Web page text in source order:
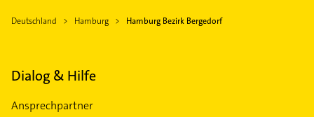
Deutschland Hamburg Hamburg Bezirk Bergedorf
Dialog & Hilfe
Ansprechpartner